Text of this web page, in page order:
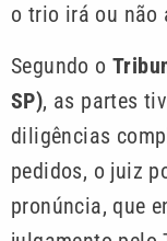
o trio irá ou não
Segundo o
SP), as partes
diligências
pedidos, o juiz
pronúncia, que